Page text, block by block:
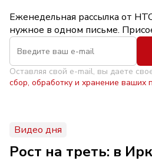
Еженедельная рассылка от
нужное в одном письме.
Оставляя свой e-mail, вы даете
сбор, обработку и хранение ваших
Видео дня
Рост на треть: в